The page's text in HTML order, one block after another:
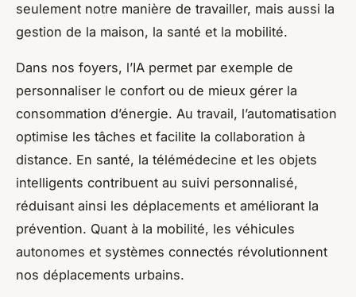
seulement notre manière de travailler, mais aussi la
gestion de la maison, la santé et la mobilité.
Dans nos foyers, l’IA permet par exemple de
personnaliser le confort ou de mieux gérer la
consommation d’énergie. Au travail, l’automatisation
optimise les tâches et facilite la collaboration à
distance. En santé, la télémédecine et les objets
intelligents contribuent au suivi personnalisé,
réduisant ainsi les déplacements et améliorant la
prévention. Quant à la mobilité, les véhicules
autonomes et systèmes connectés révolutionnent
nos déplacements urbains.